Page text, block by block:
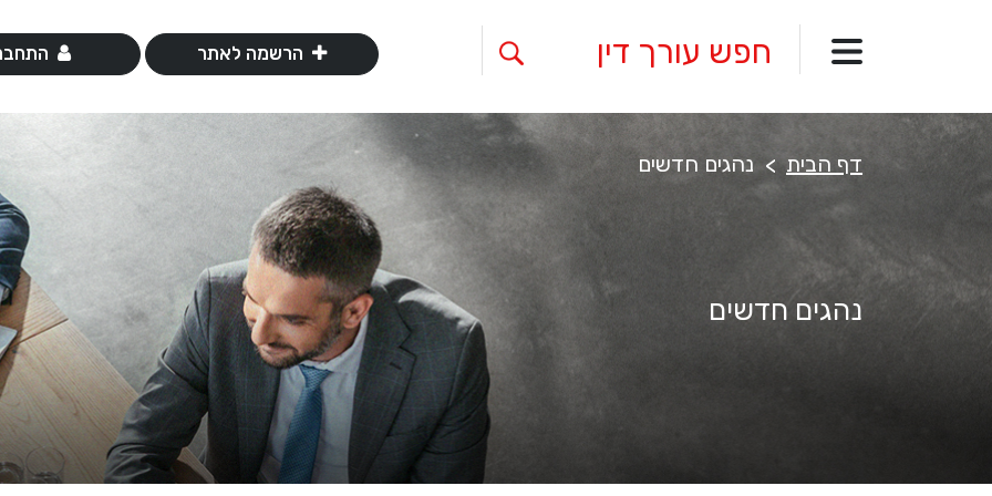
הרשמה לאתר
דף הבית נהגים חדשים
נהגים חדשים